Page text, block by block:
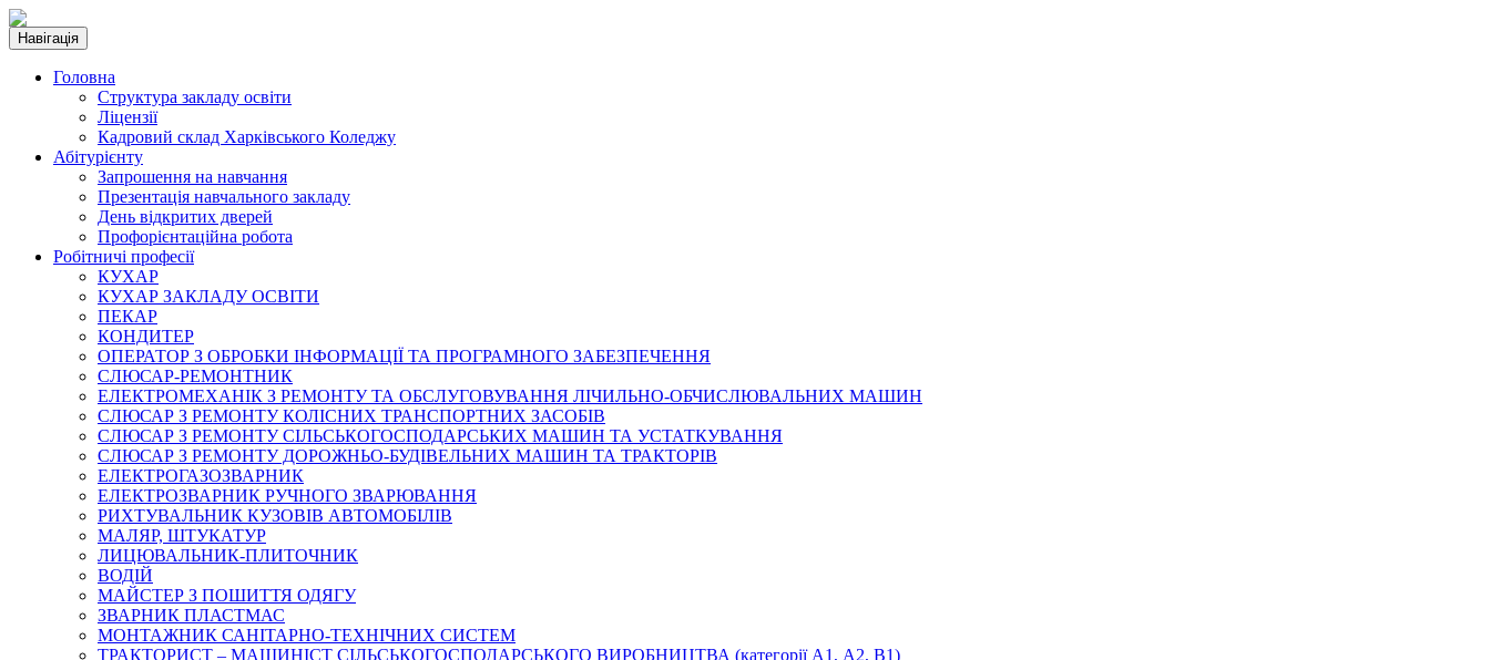
Навігація
Головна
Структура закладу освіти
Ліцензії
Кадровий склад Харківського Коледжу
Абітурієнту
Запрошення на навчання
Презентація навчального закладу
День відкритих дверей
Профорієнтаційна робота
Робітничі професії
КУХАР
КУХАР ЗАКЛАДУ ОСВІТИ
ПЕКАР
КОНДИТЕР
ОПЕРАТОР З ОБРОБКИ ІНФОРМАЦІЇ ТА ПРОГРАМНОГО ЗАБЕЗПЕЧЕННЯ
СЛЮСАР-РЕМОНТНИК
ЕЛЕКТРОМЕХАНІК З РЕМОНТУ ТА ОБСЛУГОВУВАННЯ ЛІЧИЛЬНО-ОБЧИСЛЮВАЛЬНИХ МАШИН
СЛЮСАР З РЕМОНТУ КОЛІСНИХ ТРАНСПОРТНИХ ЗАСОБІВ
СЛЮСАР З РЕМОНТУ СІЛЬСЬКОГОСПОДАРСЬКИХ МАШИН ТА УСТАТКУВАННЯ
СЛЮСАР З РЕМОНТУ ДОРОЖНЬО-БУДІВЕЛЬНИХ МАШИН ТА ТРАКТОРІВ
ЕЛЕКТРОГАЗОЗВАРНИК
ЕЛЕКТРОЗВАРНИК РУЧНОГО ЗВАРЮВАННЯ
РИХТУВАЛЬНИК КУЗОВІВ АВТОМОБІЛІВ
МАЛЯР, ШТУКАТУР
ЛИЦЮВАЛЬНИК-ПЛИТОЧНИК
ВОДІЙ
МАЙСТЕР З ПОШИТТЯ ОДЯГУ
ЗВАРНИК ПЛАСТМАС
МОНТАЖНИК САНІТАРНО-ТЕХНІЧНИХ СИСТЕМ
ТРАКТОРИСТ – МАШИНІСТ СІЛЬСЬКОГОСПОДАРСЬКОГО ВИРОБНИЦТВА (категорії А1, А2, В1)